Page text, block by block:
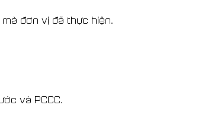
đơn vị đã thực hiện.
và PCCC.